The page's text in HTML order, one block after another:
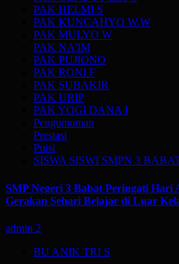
PAK HELMI S
PAK KUNCAHYO W.W
PAK MULYO W
PAK NA'IM
PAK PUJIONO
PAK RONI F
PAK SUBAKIR
PAK URIP
PAK YOGI DANA I
Pengumuman
Prestasi
Puisi
SISWA SISWI SMPN 3
SMP Negeri 3 Babat Peringati Hari
Gerakan Sehari Belajar di Luar
admin 2
BU ANIK TRI S